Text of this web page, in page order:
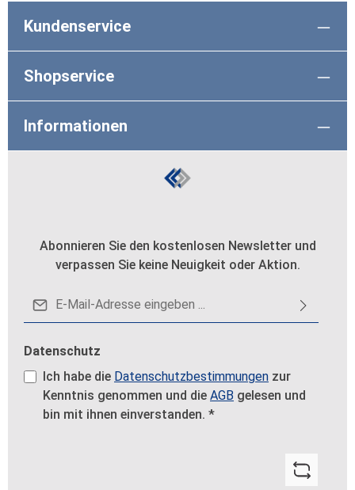
Kundenservice
Shopservice
Informationen
Abonnieren Sie den kostenlosen Newsletter und
verpassen Sie keine Neuigkeit oder Aktion.
E-Mail-Adresse*
Datenschutz
Ich habe die Datenschutzbestimmungen zur
Kenntnis genommen und die AGB gelesen und
bin mit ihnen einverstanden. *